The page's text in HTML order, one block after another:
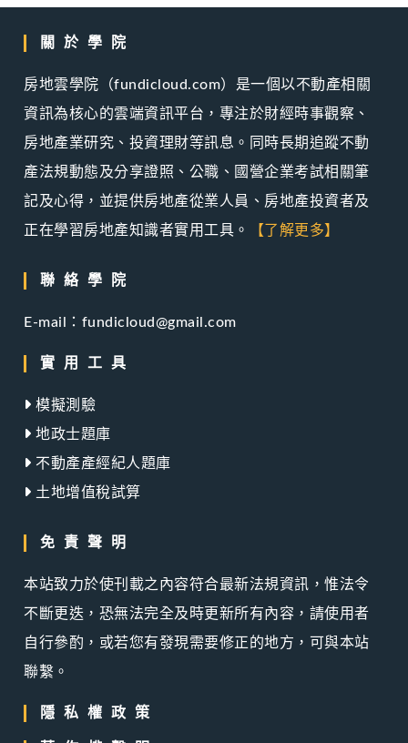
關於學院
房地雲學院（fundicloud.com）是一個以不動產相關
資訊為核心的雲端資訊平台，專注於財經時事觀察、
房地產業研究、投資理財等訊息。同時長期追蹤不動
產法規動態及分享證照、公職、國營企業考試相關筆
記及心得，並提供房地產從業人員、房地產投資者及
正在學習房地產知識者實用工具。
【了解更多】
聯絡學院
E-mail：fundicloud@gmail.com
實用工具
模擬測驗
地政士題庫
不動產產經紀人題庫
土地增值稅試算
免責聲明
本站致力於使刊載之內容符合最新法規資訊，惟法令
不斷更迭，恐無法完全及時更新所有內容，請使用者
自行參酌，或若您有發現需要修正的地方，可與本站
聯繫。
隱私權政策